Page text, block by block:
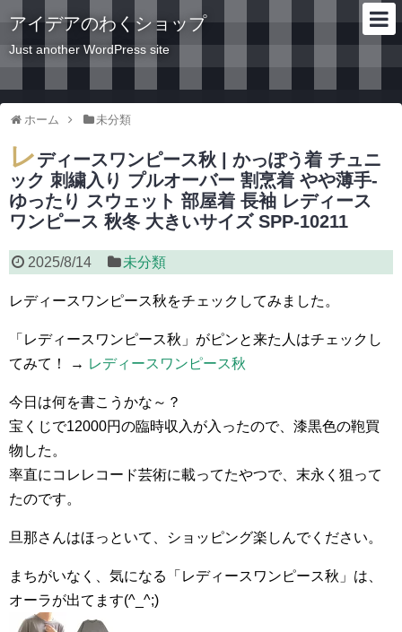
アイデアのわくショップ
Just another WordPress site
ホーム 未分類
レディースワンピース秋 | かっぽう着 チュニ
ック 刺繍入り プルオーバー 割烹着 やや薄手‐
ゆったり スウェット 部屋着 長袖 レディース
ワンピース 秋冬 大きいサイズ SPP-10211
2025/8/14 未分類
レディースワンピース秋をチェックしてみました。
「レディースワンピース秋」がピンと来た人はチェックし
てみて！ → レディースワンピース秋
今日は何を書こうかな～？
宝くじで12000円の臨時収入が入ったので、漆黒色の鞄買
物した。
率直にコレレコード芸術に載ってたやつで、末永く狙って
たのです。
旦那さんはほっといて、ショッピング楽しんでください。
まちがいなく、気になる「レディースワンピース秋」は、
オーラが出てます(^_^;)